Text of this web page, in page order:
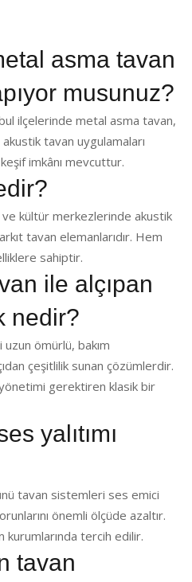
asma tavan
musunuz?
ilçelerinde metal asma tavan,
tavan uygulamaları
imkânı mevcuttur.
kültür merkezlerinde akustik
tavan elemanlarıdır. Hem
sahiptir.
ile alçıpan
nedir?
ömürlü, bakım
çeşitlilik sunan çözümlerdir.
gerektiren klasik bir
yalıtımı
tavan sistemleri ses emici
önemli ölçüde azaltır.
kurumlarında tercih edilir.
tavan